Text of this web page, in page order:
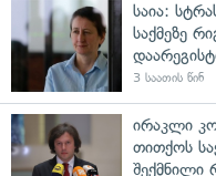
საია:
საქმეზე
3 საათის წინ
ირაკლი
თითქოს
შექმნილი